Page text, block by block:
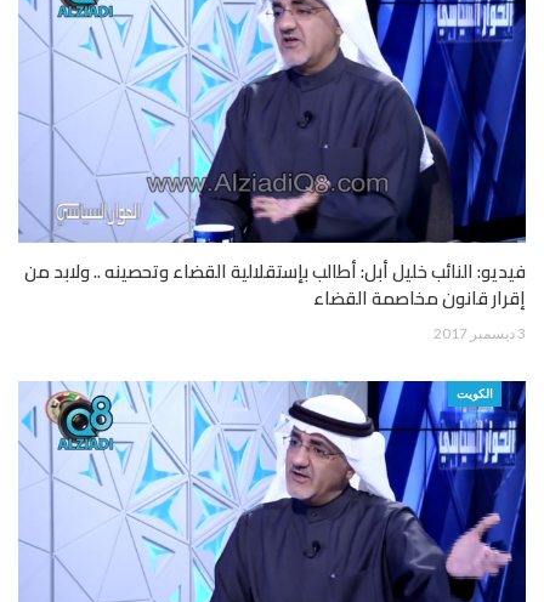
فيديو: النائب خليل أبل: أطالب بإستقلالية القضاء وتحصينه .. ولابد من
إقرار قانون مخاصمة القضاء
3 ديسمبر 2017
الكويت